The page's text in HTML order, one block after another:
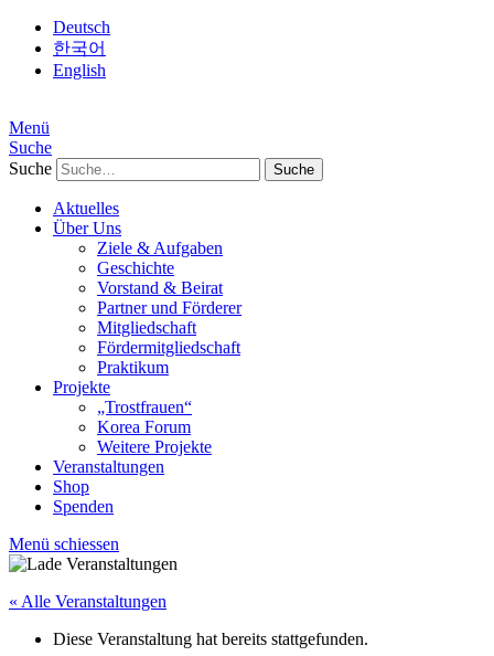
Deutsch
한국어
English
Menü
Suche
Suche
Aktuelles
Über Uns
Ziele & Aufgaben
Geschichte
Vorstand & Beirat
Partner und Förderer
Mitgliedschaft
Fördermitgliedschaft
Praktikum
Projekte
„Trostfrauen“
Korea Forum
Weitere Projekte
Veranstaltungen
Shop
Spenden
Menü schiessen
« Alle Veranstaltungen
Diese Veranstaltung hat bereits stattgefunden.